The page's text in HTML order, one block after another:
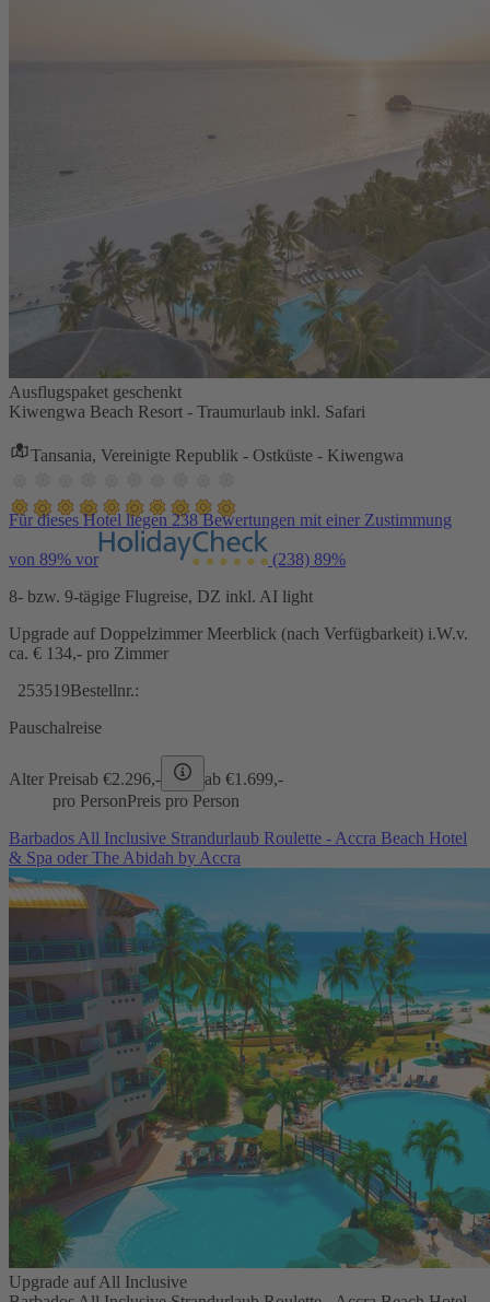
Ausflugspaket geschenkt
Kiwengwa Beach Resort - Traumurlaub inkl. Safari
Tansania, Vereinigte Republik - Ostküste - Kiwengwa
Für dieses Hotel liegen 238 Bewertungen mit einer Zustimmung
von 89% vor (238) 89%
8- bzw. 9-tägige Flugreise, DZ inkl. AI light
Upgrade auf Doppelzimmer Meerblick (nach Verfügbarkeit) i.W.v.
ca. € 134,- pro Zimmer
253519Bestellnr.:
Pauschalreise
Alter Preisab €2.296,- ab €1.699,-
pro PersonPreis pro Person
Barbados All Inclusive Strandurlaub Roulette - Accra Beach Hotel
& Spa oder The Abidah by Accra
Upgrade auf All Inclusive